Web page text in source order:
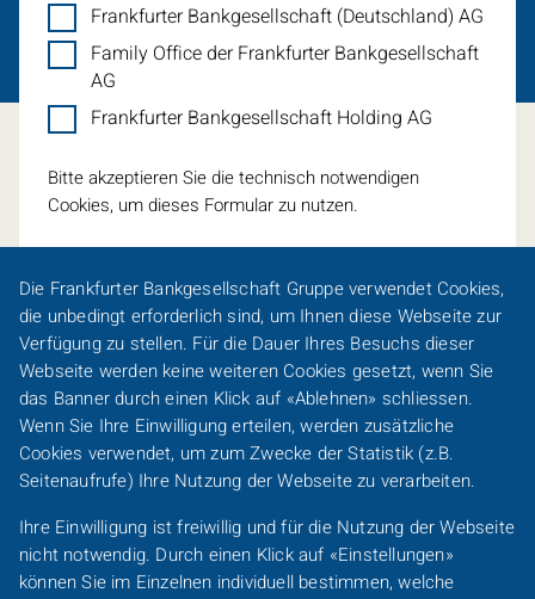
Die Frankfurter Bankgesellschaft Gruppe verwendet Cookies,
die unbedingt erforderlich sind, um Ihnen diese Webseite zur
Verfügung zu stellen. Für die Dauer Ihres Besuchs dieser
Webseite werden keine weiteren Cookies gesetzt, wenn Sie
das Banner durch einen Klick auf «Ablehnen» schliessen.
Wenn Sie Ihre Einwilligung erteilen, werden zusätzliche
Cookies verwendet, um zum Zwecke der Statistik (z.B.
Seitenaufrufe) Ihre Nutzung der Webseite zu verarbeiten.
Ihre Einwilligung ist freiwillig und für die Nutzung der Webseite
nicht notwendig. Durch einen Klick auf «Einstellungen»
können Sie im Einzelnen individuell bestimmen, welche
Frankfurter Bankgesellschaft (Deutschland) AG
Family Office der Frankfurter Bankgesellschaft
AG
Frankfurter Bankgesellschaft Holding AG
Bitte akzeptieren Sie die technisch notwendigen
Cookies, um dieses Formular zu nutzen.
Eine Spur persönlicher
Footer-
Line-
DACH
/
FO
Karriere Presse Sitemap Barrierefreiheit
Kundeninformationen Impressum Datenschutz
Footer-